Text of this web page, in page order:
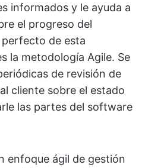
informados y le ayuda a
el progreso del
de esta
la metodología Agile. Se
de revisión de
cliente sobre el estado
las partes del software
enfoque ágil de gestión